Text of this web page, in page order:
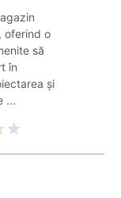
oferind o
să
în
și
...